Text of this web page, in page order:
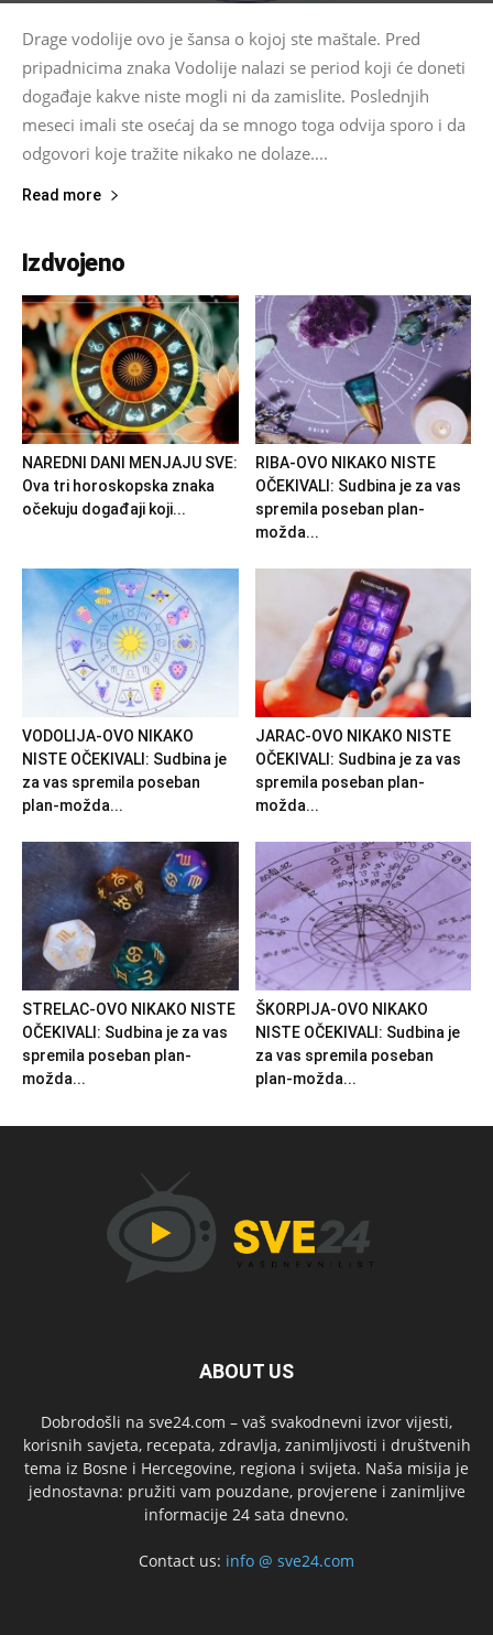
Drage vodolije ovo je šansa o kojoj ste maštale. Pred
pripadnicima znaka Vodolije nalazi se period koji će doneti
događaje kakve niste mogli ni da zamislite. Poslednjih
meseci imali ste osećaj da se mnogo toga odvija sporo i da
odgovori koje tražite nikako ne dolaze....
Read more
Izdvojeno
NAREDNI DANI MENJAJU SVE:
Ova tri horoskopska znaka
očekuju događaji koji...
RIBA-OVO NIKAKO NISTE
OČEKIVALI: Sudbina je za vas
spremila poseban plan-
možda...
VODOLIJA-OVO NIKAKO
NISTE OČEKIVALI: Sudbina je
za vas spremila poseban
plan-možda...
JARAC-OVO NIKAKO NISTE
OČEKIVALI: Sudbina je za vas
spremila poseban plan-
možda...
STRELAC-OVO NIKAKO NISTE
OČEKIVALI: Sudbina je za vas
spremila poseban plan-
možda...
ŠKORPIJA-OVO NIKAKO
NISTE OČEKIVALI: Sudbina je
za vas spremila poseban
plan-možda...
ABOUT US
Dobrodošli na sve24.com – vaš svakodnevni izvor vijesti,
korisnih savjeta, recepata, zdravlja, zanimljivosti i društvenih
tema iz Bosne i Hercegovine, regiona i svijeta. Naša misija je
jednostavna: pružiti vam pouzdane, provjerene i zanimljive
informacije 24 sata dnevno.
Contact us: info @ sve24.com